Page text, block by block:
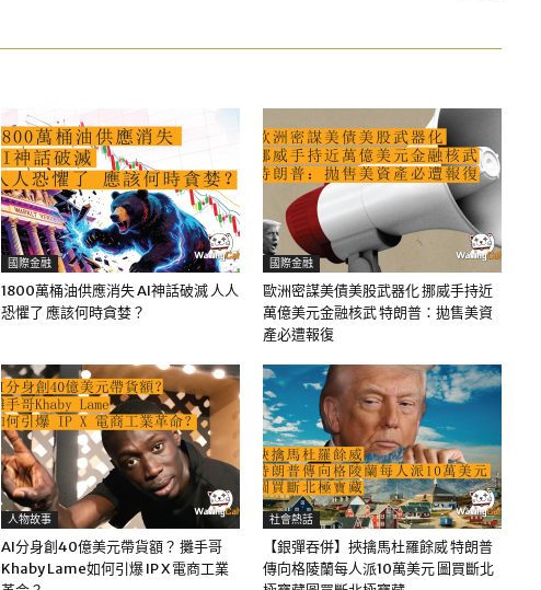
國際金融
1800萬桶油供應消失 AI神話破滅 人人
恐懼了 應該何時貪婪？
國際金融
歐洲密謀美債美股武器化 挪威手持近
萬億美元金融核武 特朗普：拋售美資
產必遭報復
人物故事
AI分身創40億美元帶貨額？ 攤手哥
Khaby Lame如何引爆 IP X 電商工業
社會熱話
【銀彈吞併】挾擒馬杜羅餘威 特朗普
傳向格陵蘭每人派10萬美元 圖買斷北